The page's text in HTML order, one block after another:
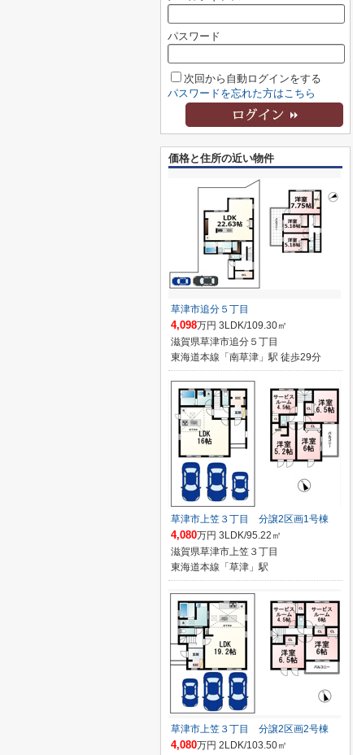
パスワード
次回から自動ログインをする
パスワードを忘れた方はこちら
価格と住所の近い物件
草津市追分５丁目
4,098万円 3LDK/109.30㎡
滋賀県草津市追分５丁目
東海道本線「南草津」駅 徒歩29分
草津市上笠３丁目 分譲2区画1号棟
4,080万円 3LDK/95.22㎡
滋賀県草津市上笠３丁目
東海道本線「草津」駅
草津市上笠３丁目 分譲2区画2号棟
4,080万円 2LDK/103.50㎡